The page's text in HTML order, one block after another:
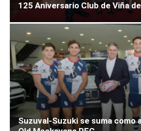
125 Aniversario Club de Viña
Suzuval-Suzuki se suma como